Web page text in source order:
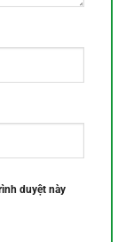
duyệt này